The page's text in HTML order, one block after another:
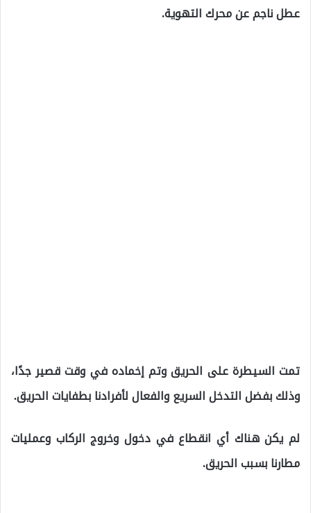
عطل ناجم عن محرك التهوية.
تمت السيطرة على الحريق وتم إخماده في وقت قصير جدًا،
وذلك بفضل التدخل السريع والفعال لأفرادنا بطفايات الحريق.
لم يكن هناك أي انقطاع في دخول وخروج الركاب وعمليات
مطارنا بسبب الحريق.